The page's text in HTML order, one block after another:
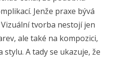
Jenže praxe bývá
tvorba nestojí jen
ale také na kompozici,
A tady se ukazuje, že